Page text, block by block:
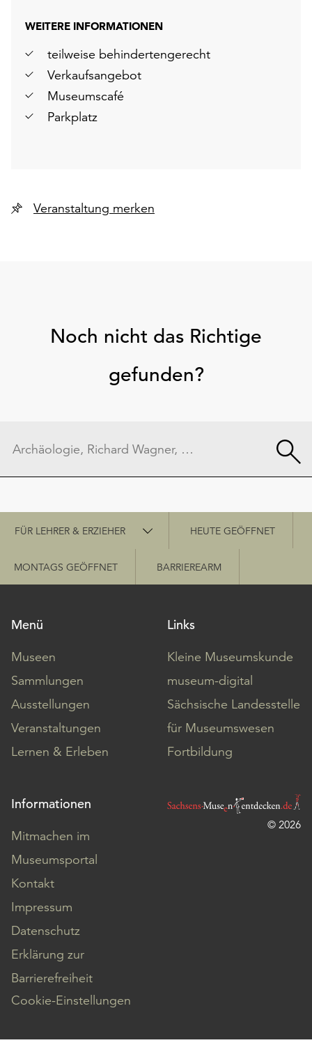
WEITERE INFORMATIONEN
teilweise behindertengerecht
Verkaufsangebot
Museumscafé
Parkplatz
Veranstaltung merken
Noch nicht das Richtige
gefunden?
Schnellzugriff
FÜR LEHRER & ERZIEHER HEUTE GEÖFFNET
MONTAGS GEÖFFNET BARRIEREARM
Menü
Museen
Sammlungen
Ausstellungen
Veranstaltungen
Lernen & Erleben
Links
Kleine Museumskunde
museum-digital
Sächsische Landesstelle
für Museumswesen
Fortbildung
Informationen
Mitmachen im
Museumsportal
Kontakt
Impressum
Datenschutz
Erklärung zur
Barrierefreiheit
Cookie-Einstellungen
© 2026